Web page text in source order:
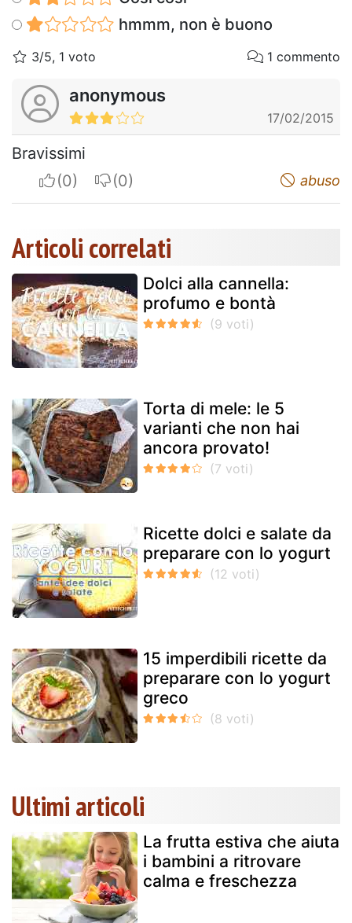
hmmm, non è buono
3/5, 1 voto 1 commento
anonymous
17/02/2015
Bravissimi
I apreciateI do not appreciate abuso
Articoli correlati
Dolci alla cannella:
profumo e bontà
Torta di mele: le 5
varianti che non hai
ancora provato!
Ricette dolci e salate da
preparare con lo yogurt
15 imperdibili ricette da
preparare con lo yogurt
greco
Ultimi articoli
La frutta estiva che aiuta
i bambini a ritrovare
calma e freschezza